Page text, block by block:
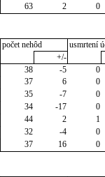
63 2 0
počet nehôd
usmrtení
+/-
38 -5
0
37 6
0
35 -7
0
34 -17
0
44 2
1
32 -4
0
37 16 0